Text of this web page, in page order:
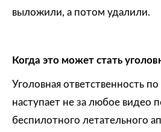
выложили, а потом удалили.
Когда это может стать
Уголовная ответственность
наступает не за любое видео
беспилотного летательного